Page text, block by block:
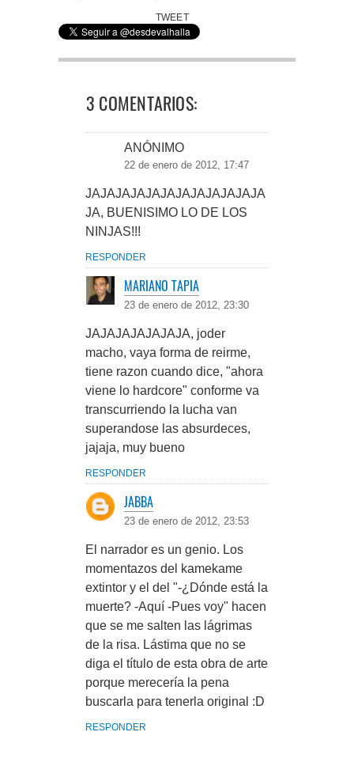
TWEET
3 COMENTARIOS:
ANÓNIMO
22 de enero de 2012, 17:47
JAJAJAJAJAJAJAJAJAJAJAJA
JA, BUENISIMO LO DE LOS
NINJAS!!!
RESPONDER
MARIANO TAPIA
23 de enero de 2012, 23:30
JAJAJAJAJAJAJA, joder
macho, vaya forma de reirme,
tiene razon cuando dice, "ahora
viene lo hardcore" conforme va
transcurriendo la lucha van
superandose las absurdeces,
jajaja, muy bueno
RESPONDER
JABBA
23 de enero de 2012, 23:53
El narrador es un genio. Los
momentazos del kamekame
extintor y el del "-¿Dónde está la
muerte? -Aquí -Pues voy" hacen
que se me salten las lágrimas
de la risa. Lástima que no se
diga el título de esta obra de arte
porque merecería la pena
buscarla para tenerla original :D
RESPONDER